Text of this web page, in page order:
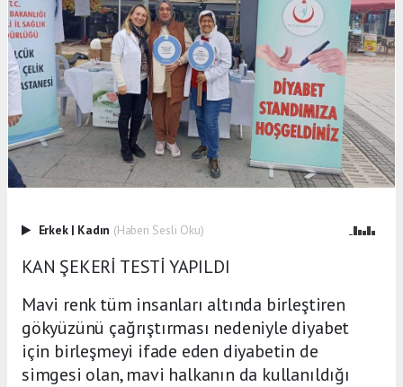
Erkek | Kadın (Haberi Sesli Oku)
KAN ŞEKERİ TESTİ YAPILDI
Mavi renk tüm insanları altında birleştiren
gökyüzünü çağrıştırması nedeniyle diyabet
için birleşmeyi ifade eden diyabetin de
simgesi olan, mavi halkanın da kullanıldığı